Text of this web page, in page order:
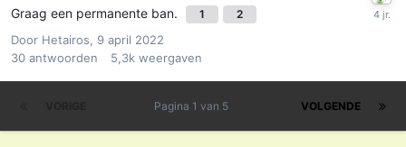
Graag een permanente ban.
1 2
Door Hetairos, 9 april 2022
30 antwoorden 5,3k weergaven
VOLGENDE
Pagina 1 van 5